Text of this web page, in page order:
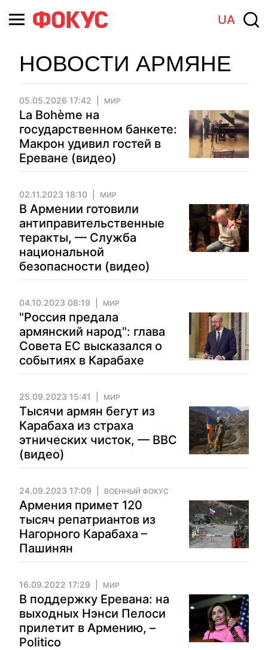
UA
НОВОСТИ АРМЯНЕ
05.05.2026 17:42 МИР
La Bohème на
государственном банкете:
Макрон удивил гостей в
Ереване (видео)
02.11.2023 18:10 МИР
В Армении готовили
антиправительственные
теракты, — Служба
национальной
безопасности (видео)
04.10.2023 08:19 МИР
"Россия предала
армянский народ": глава
Совета ЕС высказался о
событиях в Карабахе
25.09.2023 15:41 МИР
Тысячи армян бегут из
Карабаха из страха
этнических чисток, — ВВС
(видео)
24.09.2023 17:09 ВОЕННЫЙ ФОКУС
Армения примет 120
тысяч репатриантов из
Нагорного Карабаха –
Пашинян
16.09.2022 17:29 МИР
В поддержку Еревана: на
выходных Нэнси Пелоси
прилетит в Армению, –
Politico